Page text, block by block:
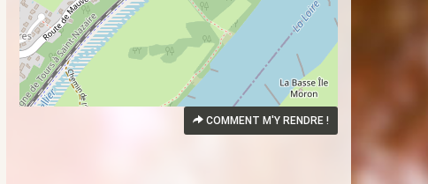
COMMENT M'Y RENDRE !